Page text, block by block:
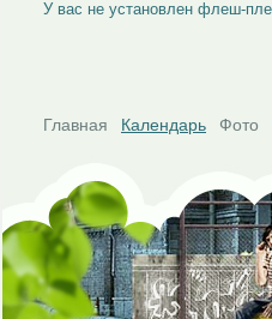
У вас не установлен флеш-
Главная Календарь Фото